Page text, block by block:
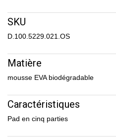
SKU
D.100.5229.021.OS
Matière
mousse EVA biodégradable
Caractéristiques
Pad en cinq parties